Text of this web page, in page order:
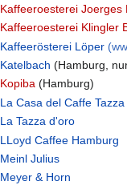
Kaffeeroesterei Joerges
Kaffeeroesterei Klingler
Kaffeerösterei Löper
Katelbach (Hamburg,
Kopiba (Hamburg)
La Casa del Caffe
La Tazza d'oro
LLoyd Caffee Hamburg
Meinl Julius
Meyer & Horn